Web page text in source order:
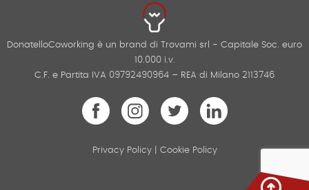
DonatelloCoworking è un brand di Trovami srl - Capitale Soc. euro
10.000 i.v.
C.F. e Partita IVA 09792490964 – REA di Milano 2113746
Privacy Policy| Cookie Policy